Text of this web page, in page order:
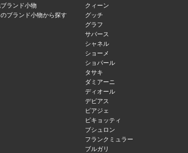
ランド小物
ブランド小物から探す
クィーン
グッチ
グラフ
サバース
シャネル
ショーメ
ショパール
タサキ
ダミアーニ
ディオール
デビアス
ピアジェ
ピキョッティ
ブシュロン
フランクミュラー
ブルガリ